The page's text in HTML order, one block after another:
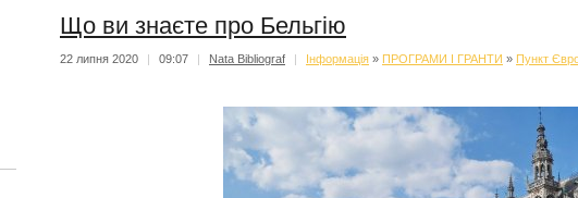
Що ви знаєте про Бельгію
22 липня 2020 | 09:07 | Nata Bibliograf | Iнформацiя » ПРОГРАМИ І ГРАНТИ » Пункт